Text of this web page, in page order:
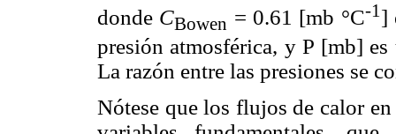
donde CBowen = 0.61 [mb °C-1 ]
presión atmosférica, y P [mb]
La razón entre las presiones se
Nótese que los flujos de calor